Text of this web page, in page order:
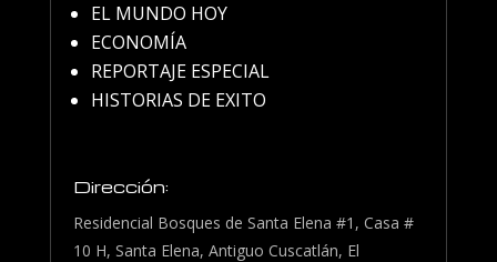
EL MUNDO HOY
ECONOMÍA
REPORTAJE ESPECIAL
HISTORIAS DE EXITO
Dirección:
Residencial Bosques de Santa Elena #1, Casa #
10 H, Santa Elena, Antiguo Cuscatlán, El